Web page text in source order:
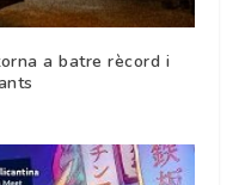
a batre rècord i